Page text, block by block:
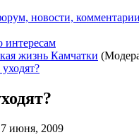
новости,
жизнь Камчатки
июня, 2009